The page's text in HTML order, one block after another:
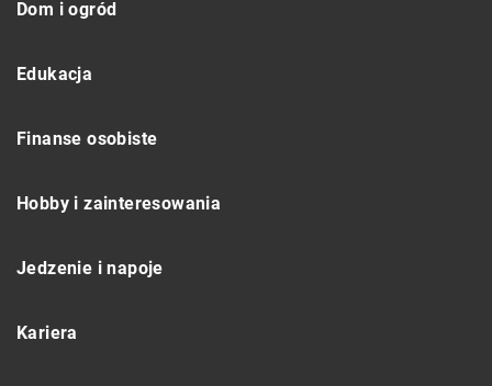
Dom i ogród
Edukacja
Finanse osobiste
Hobby i zainteresowania
Jedzenie i napoje
Kariera